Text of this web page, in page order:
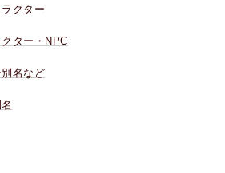
クター
ター・NPC
名など